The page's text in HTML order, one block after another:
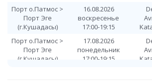
Порт о.Патмос >
Порт Эге
(г.Кушадасы)
16.08.2026
воскресенье
17:00-19:15
Порт о.Патмос >
Порт Эге
(г.Кушадасы)
17.08.2026
понедельник
17:00-19:15